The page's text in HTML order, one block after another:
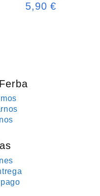
5,90 €